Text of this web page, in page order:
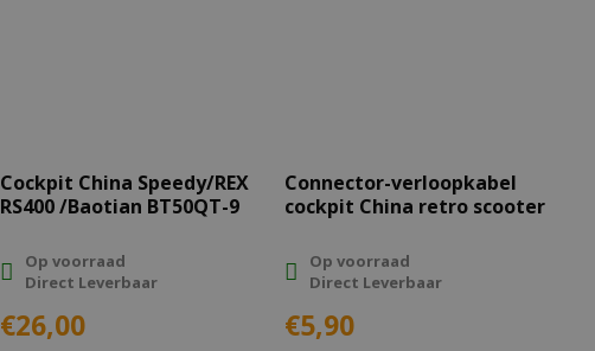
Cockpit China Speedy/REX
RS400 /Baotian BT50QT-9
Op voorraad
Direct Leverbaar
€26,00
Connector-verloopkabel
cockpit China retro scooter
Op voorraad
Direct Leverbaar
€5,90